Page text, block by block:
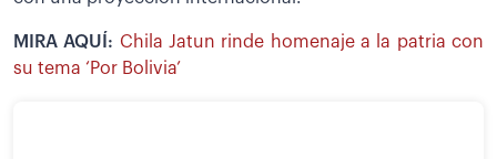
MIRA AQUÍ: Chila Jatun rinde homenaje a la patria con
su tema ‘Por Bolivia’